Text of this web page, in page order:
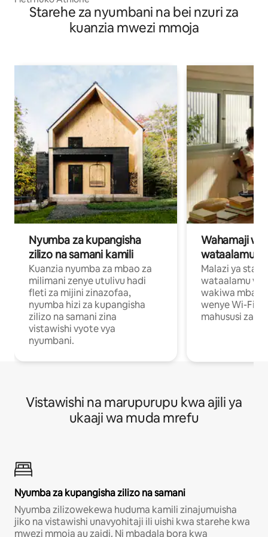
Starehe za nyumbani na bei nzuri za
kuanzia mwezi mmoja
Nyumba za kupangisha
zilizo na samani kamili
Kuanzia nyumba za mbao za
milimani zenye utulivu hadi
fleti za mijini zinazofaa,
nyumba hizi za kupangisha
zilizo na samani zina
vistawishi vyote vya
nyumbani.
Wahamaji
wataalamu
Malazi ya
wataalamu
wakiwa mbali
wenye Wi-Fi
mahususi za
Vistawishi na marupurupu kwa ajili ya
ukaaji wa muda mrefu
Nyumba za kupangisha zilizo na samani
Nyumba zilizowekewa huduma kamili zinajumuisha
jiko na vistawishi unavyohitaji ili uishi kwa starehe kwa
mwezi mmoja au zaidi. Ni mbadala bora kwa